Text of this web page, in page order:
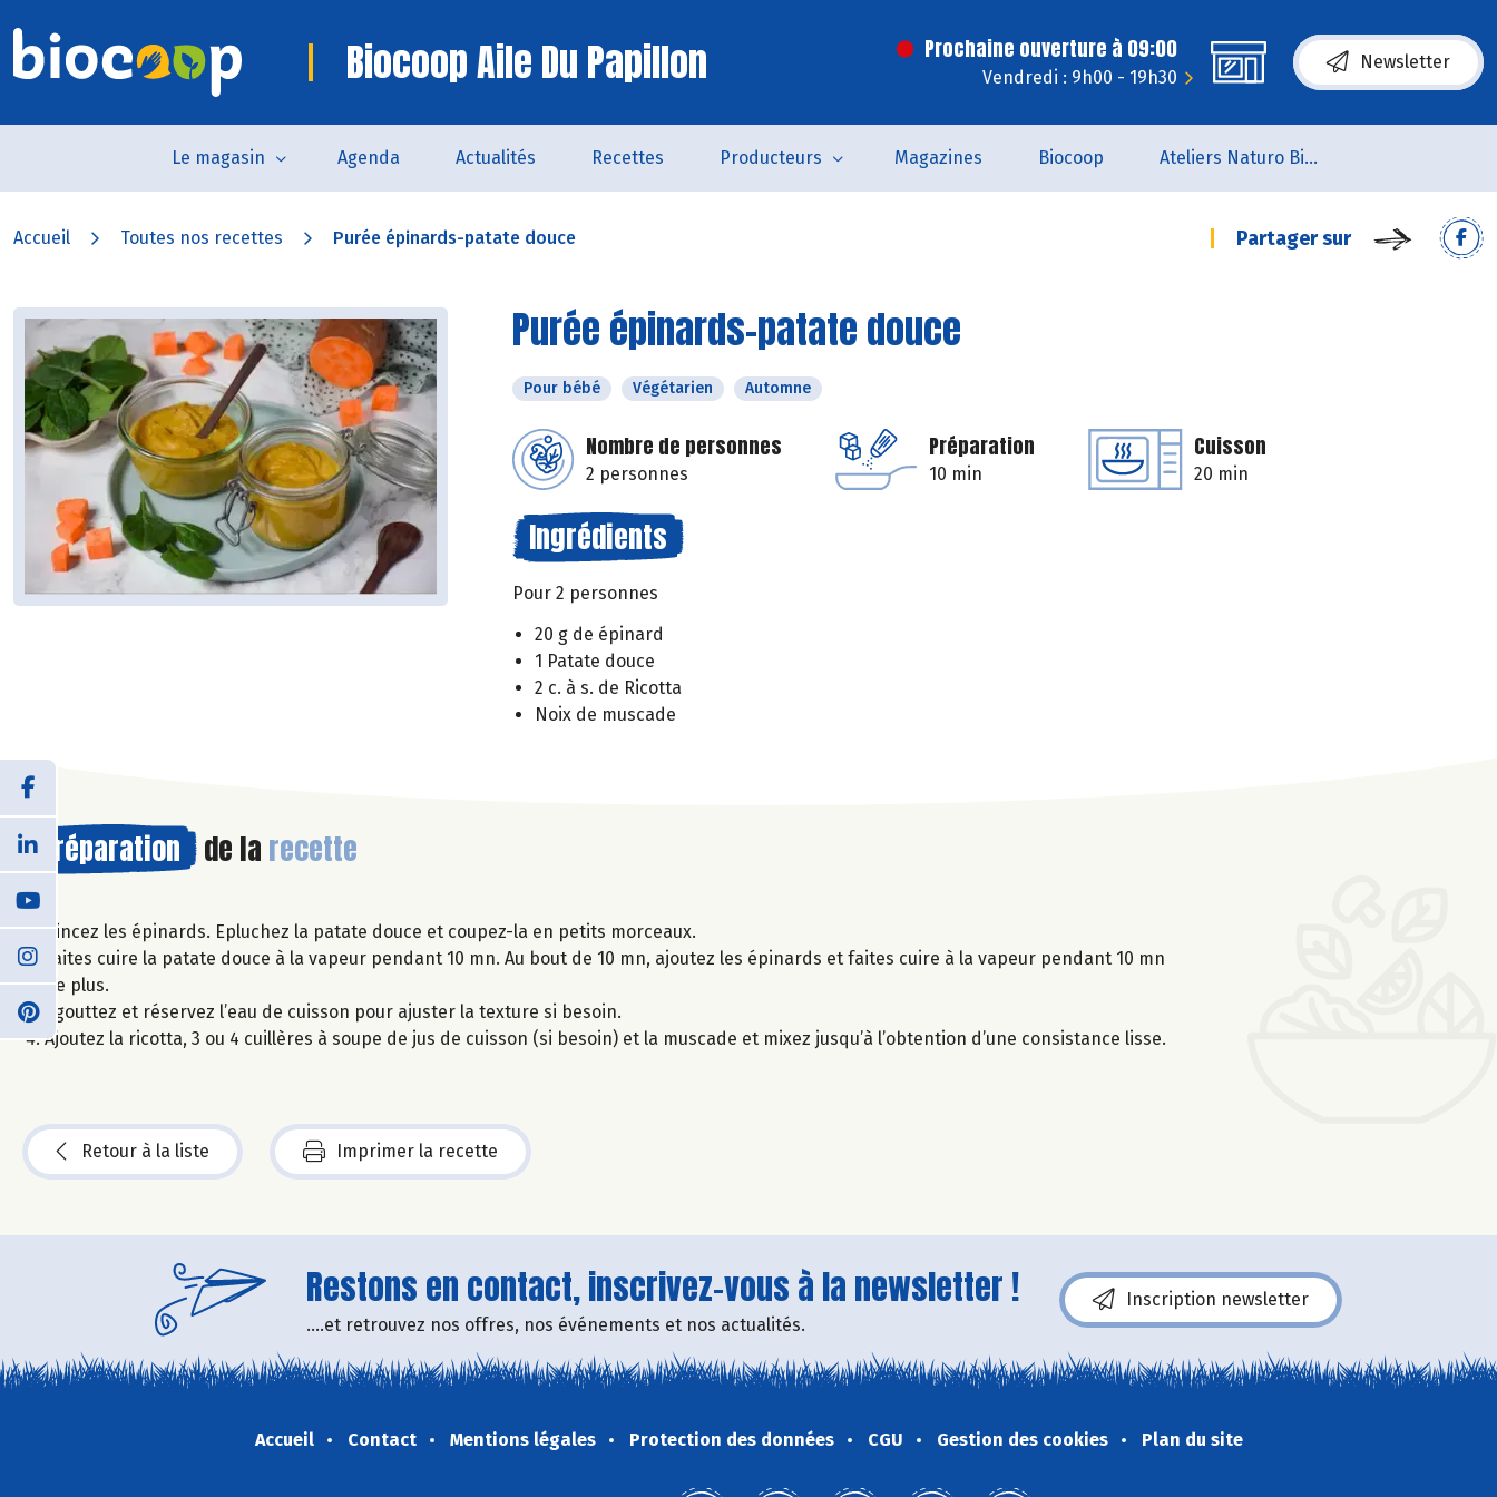
Biocoop Aile Du Papillon Prochaine ouverture à 09:00
Vendredi : 9h00 - 19h30
Newsletter
Le magasin Agenda Actualités Recettes Producteurs Magazines Biocoop Ateliers Naturo Biocoop L'Aile du Papillon
Accueil Toutes nos recettes Purée épinards-patate douce Partager sur
Purée épinards-patate douce
Pour bébé Végétarien Automne
Nombre de personnes
2 personnes
Préparation
10 min
Cuisson
20 min
Ingrédients
Pour 2 personnes
20 g de épinard
1 Patate douce
2 c. à s. de Ricotta
Noix de muscade
Préparation de la recette
Rincez les épinards. Epluchez la patate douce et coupez-la en petits morceaux.
Faites cuire la patate douce à la vapeur pendant 10 mn. Au bout de 10 mn, ajoutez les épinards et faites cuire à la vapeur pendant 10 mn
de plus.
Egouttez et réservez l’eau de cuisson pour ajuster la texture si besoin.
Ajoutez la ricotta, 3 ou 4 cuillères à soupe de jus de cuisson (si besoin) et la muscade et mixez jusqu’à l’obtention d’une consistance lisse.
Retour à la liste Imprimer la recette
Restons en contact, inscrivez-vous à la newsletter !
....et retrouvez nos offres, nos événements et nos actualités.
Inscription newsletter
Accueil Contact Mentions légales Protection des données CGU Gestion des cookies Plan du site